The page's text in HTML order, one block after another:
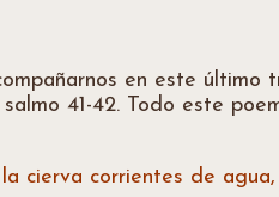
en este último
41-42. Todo este
cierva corrientes de agua,